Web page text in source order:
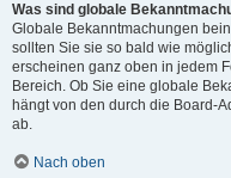
Was sind globale
Globale Bekanntmachungen
sollten Sie sie so bald wie
erscheinen ganz oben in jedem
Bereich. Ob Sie eine globale
hängt von den durch die Board-
ab.
Nach oben